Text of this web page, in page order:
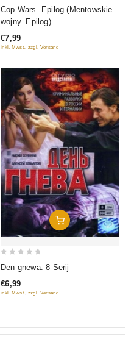
out
5
Cop Wars. Epilog (Mentowskie
wojny. Epilog)
€7,99
inkl. Mwst., zzgl. Versand
In Den Warenkorb
of
Den gnewa. 8 Serij
€6,99
inkl. Mwst., zzgl. Versand